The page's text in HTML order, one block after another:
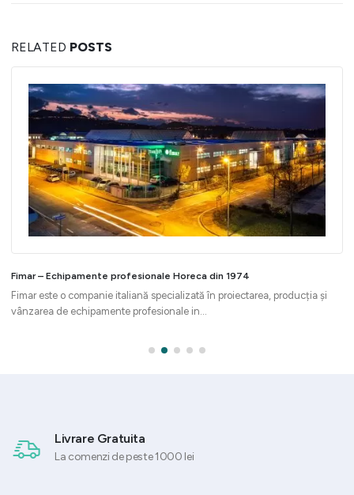
RELATED POSTS
Fimar – Echipamente profesionale Horeca din 1974
Fimar este o companie italiană specializată în proiectarea, producția și
vânzarea de echipamente profesionale in...
Livrare Gratuita
La comenzi de peste 1000 lei